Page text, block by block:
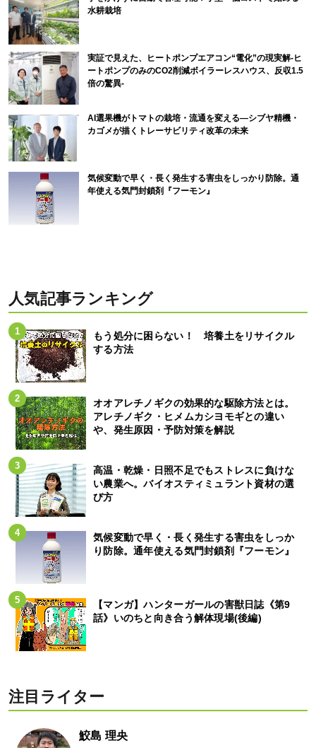
水耕栽培
実証で見えた、ヒートポンプエアコン“電化”の現実解-ヒ
ートポンプのみのCO2削減ボイラーレスハウス、反収1.5
倍の驚異-
AI選果機がトマトの栽培・流通を変える―シブヤ精機・
カゴメが描くトレーサビリティ改革の未来
気候変動で早く・長く発生する害虫をしっかり防除。通
年使える気門封鎖剤『フーモン』
人気記事ランキング
もう処分に困らない！ 培養土をリサイクル
する方法
オオアレチノギクの効果的な駆除方法とは。
アレチノギク・ヒメムカシヨモギとの違い
や、発生原因・予防対策を解説
高温・乾燥・日照不足でもストレスに負けな
い農業へ。バイオスティミュラント資材の選
び方
気候変動で早く・長く発生する害虫をしっか
り防除。通年使える気門封鎖剤『フーモン』
【マンガ】ハンターガールの害獣日誌《第9
話》いのちと向き合う解体現場(後編)
注目ライター
鮫島 理央